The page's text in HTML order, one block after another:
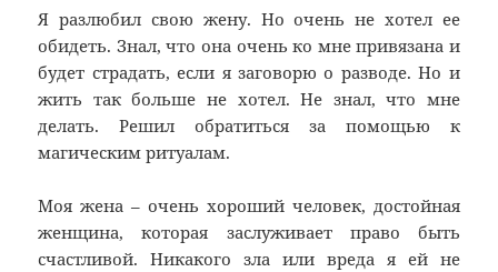
Я разлюбил свою жену. Но очень не хотел ее
обидеть. Знал, что она очень ко мне привязана и
будет страдать, если я заговорю о разводе. Но и
жить так больше не хотел. Не знал, что мне
делать. Решил обратиться за помощью к
магическим ритуалам.
Моя жена – очень хороший человек, достойная
женщина, которая заслуживает право быть
счастливой. Никакого зла или вреда я ей не